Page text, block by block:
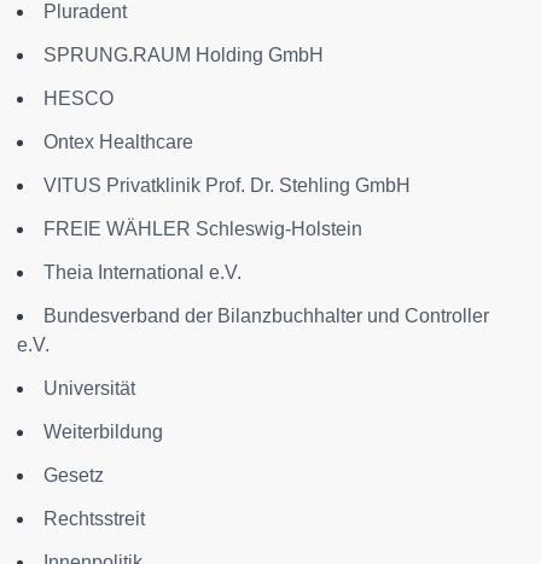
Pluradent
SPRUNG.RAUM Holding GmbH
HESCO
Ontex Healthcare
VITUS Privatklinik Prof. Dr. Stehling GmbH
FREIE WÄHLER Schleswig-Holstein
Theia International e.V.
Bundesverband der Bilanzbuchhalter und Controller
e.V.
Universität
Weiterbildung
Gesetz
Rechtsstreit